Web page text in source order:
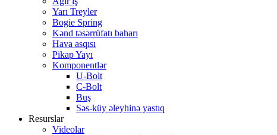
Yarı Treyler
Bogie Spring
Kənd təsərrüfatı baharı
Hava asqısı
Pikap Yayı
Komponentlər
U-Bolt
C-Bolt
Buş
Səs-küy əleyhinə yastıq
Resurslar
Videolar